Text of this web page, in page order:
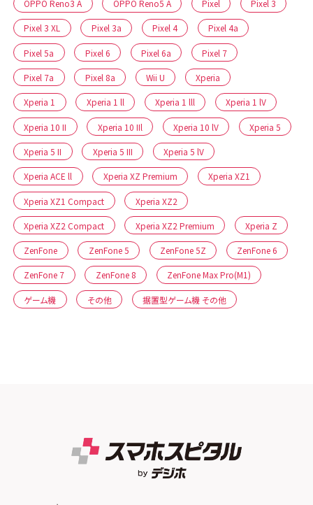
OPPO Reno3 A OPPO Reno5 A Pixel Pixel 3
Pixel 3 XL Pixel 3a Pixel 4 Pixel 4a
Pixel 5a Pixel 6 Pixel 6a Pixel 7
Pixel 7a Pixel 8a Wii U Xperia
Xperia 1 Xperia 1 ll Xperia 1 lll Xperia 1 lV
Xperia 10 II Xperia 10 IIl Xperia 10 lV Xperia 5
Xperia 5 II Xperia 5 III Xperia 5 lV
Xperia ACE ll Xperia XZ Premium Xperia XZ1
Xperia XZ1 Compact Xperia XZ2
Xperia XZ2 Compact Xperia XZ2 Premium Xperia Z
ZenFone ZenFone 5 ZenFone 5Z ZenFone 6
ZenFone 7 ZenFone 8 ZenFone Max Pro(M1)
ゲーム機 その他 据置型ゲーム機 その他